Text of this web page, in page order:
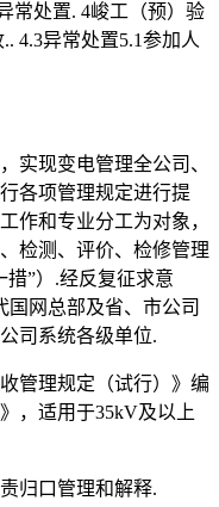
常处置. 4峻工（预）验
4.3异常处置5.1参加人
实现变电管理全公司、
各项管理规定进行提
作和专业分工为对象，
检测、评价、检修管理
”）.经反复征求意
国网总部及省、市公司
司系统各级单位.
管理规定（试行）》编
，适用于35kV及以上
归口管理和解释.